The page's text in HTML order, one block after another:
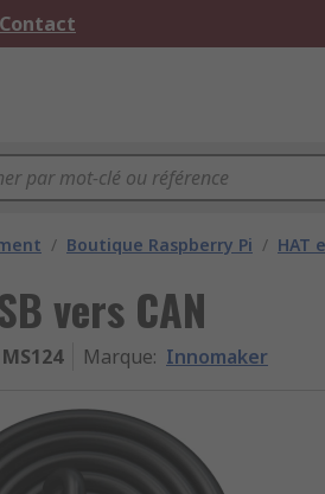
/ Boutique Raspberry Pi / HAT
vers CAN
MS124 Marque: Innomaker